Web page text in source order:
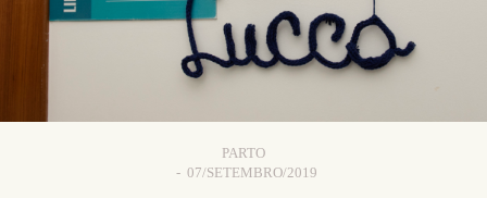
PARTO
07/SETEMBRO/2019